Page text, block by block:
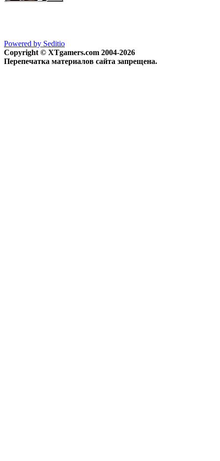
Powered by Seditio
Copyright © XTgamers.com 2004-2026
Перепечатка материалов сайта запрещена.